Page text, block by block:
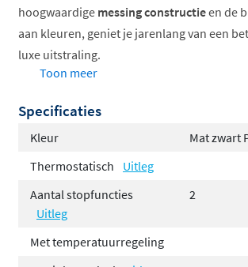
hoogwaardige messing constructieen de
aan kleuren, geniet je jarenlang van een
luxe uitstraling.
douchen
Verkrijgbaar in verschillende trendy
Keuze uit 1, 2 of 3 stopfuncties
Temperatuurbegrenzing voor extra
Tijdloos rond rozet ontwerp
Thermostatisch comfort
Toon meer
Specificaties
Kleur
Mat zwart
Thermostatisch
Uitleg
Aantal stopfuncties
Uitleg
2
Met temperatuurregeling